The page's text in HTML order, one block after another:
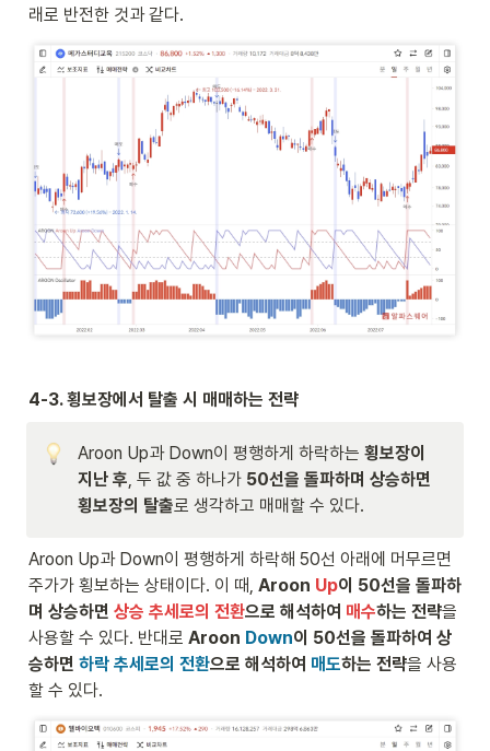
래로 반전한 것과 같다.
4-3. 횡보장에서 탈출 시 매매하는 전략
Aroon Up과 Down이 평행하게 하락하는 횡보장이
지난 후, 두 값 중 하나가 50선을 돌파하며 상승하면
횡보장의 탈출로 생각하고 매매할 수 있다.
Aroon Up과 Down이 평행하게 하락해 50선 아래에 머무르면
주가가 횡보하는 상태이다. 이 때, Aroon Up이 50선을 돌파하
며 상승하면 상승 추세로의 전환으로 해석하여 매수하는 전략을
사용할 수 있다. 반대로 Aroon Down이 50선을 돌파하여 상
승하면 하락 추세로의 전환으로 해석하여 매도하는 전략을 사용
할 수 있다.